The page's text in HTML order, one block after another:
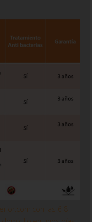
con las 6-8